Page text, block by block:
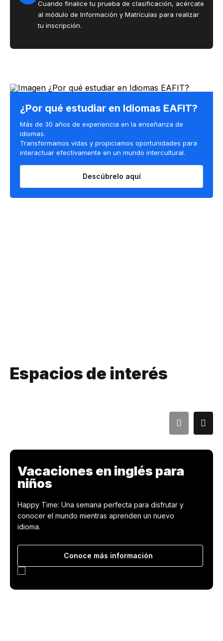
Cuando finalice tu prueba de clasificación, acércate
al módulo de Información y Matrículas para realizar
tu inscripción.
¿Por qué estudiar en Idiomas EAFIT?
Más de 30 años de experiencia en la enseñanza de
idiomas.
Transformamos vidas y propiciamos oportunidades para
interactuar efectivamente en un mundo intercultural.​
Descúbrelo aquí
Espacios de interés
Vacaciones en inglés para
niños
Happy Time: Una semana perfecta para disfrutar y
conocer el mundo mientras aprenden un nuevo
idioma.
Conoce más información